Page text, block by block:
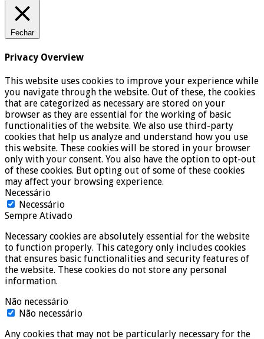
Fechar
Privacy Overview
This website uses cookies to improve your experience while
you navigate through the website. Out of these, the cookies
that are categorized as necessary are stored on your
browser as they are essential for the working of basic
functionalities of the website. We also use third-party
cookies that help us analyze and understand how you use
this website. These cookies will be stored in your browser
only with your consent. You also have the option to opt-out
of these cookies. But opting out of some of these cookies
may affect your browsing experience.
Necessário
Necessário
Sempre Ativado
Necessary cookies are absolutely essential for the website
to function properly. This category only includes cookies
that ensures basic functionalities and security features of
the website. These cookies do not store any personal
information.
Não necessário
Não necessário
Any cookies that may not be particularly necessary for the